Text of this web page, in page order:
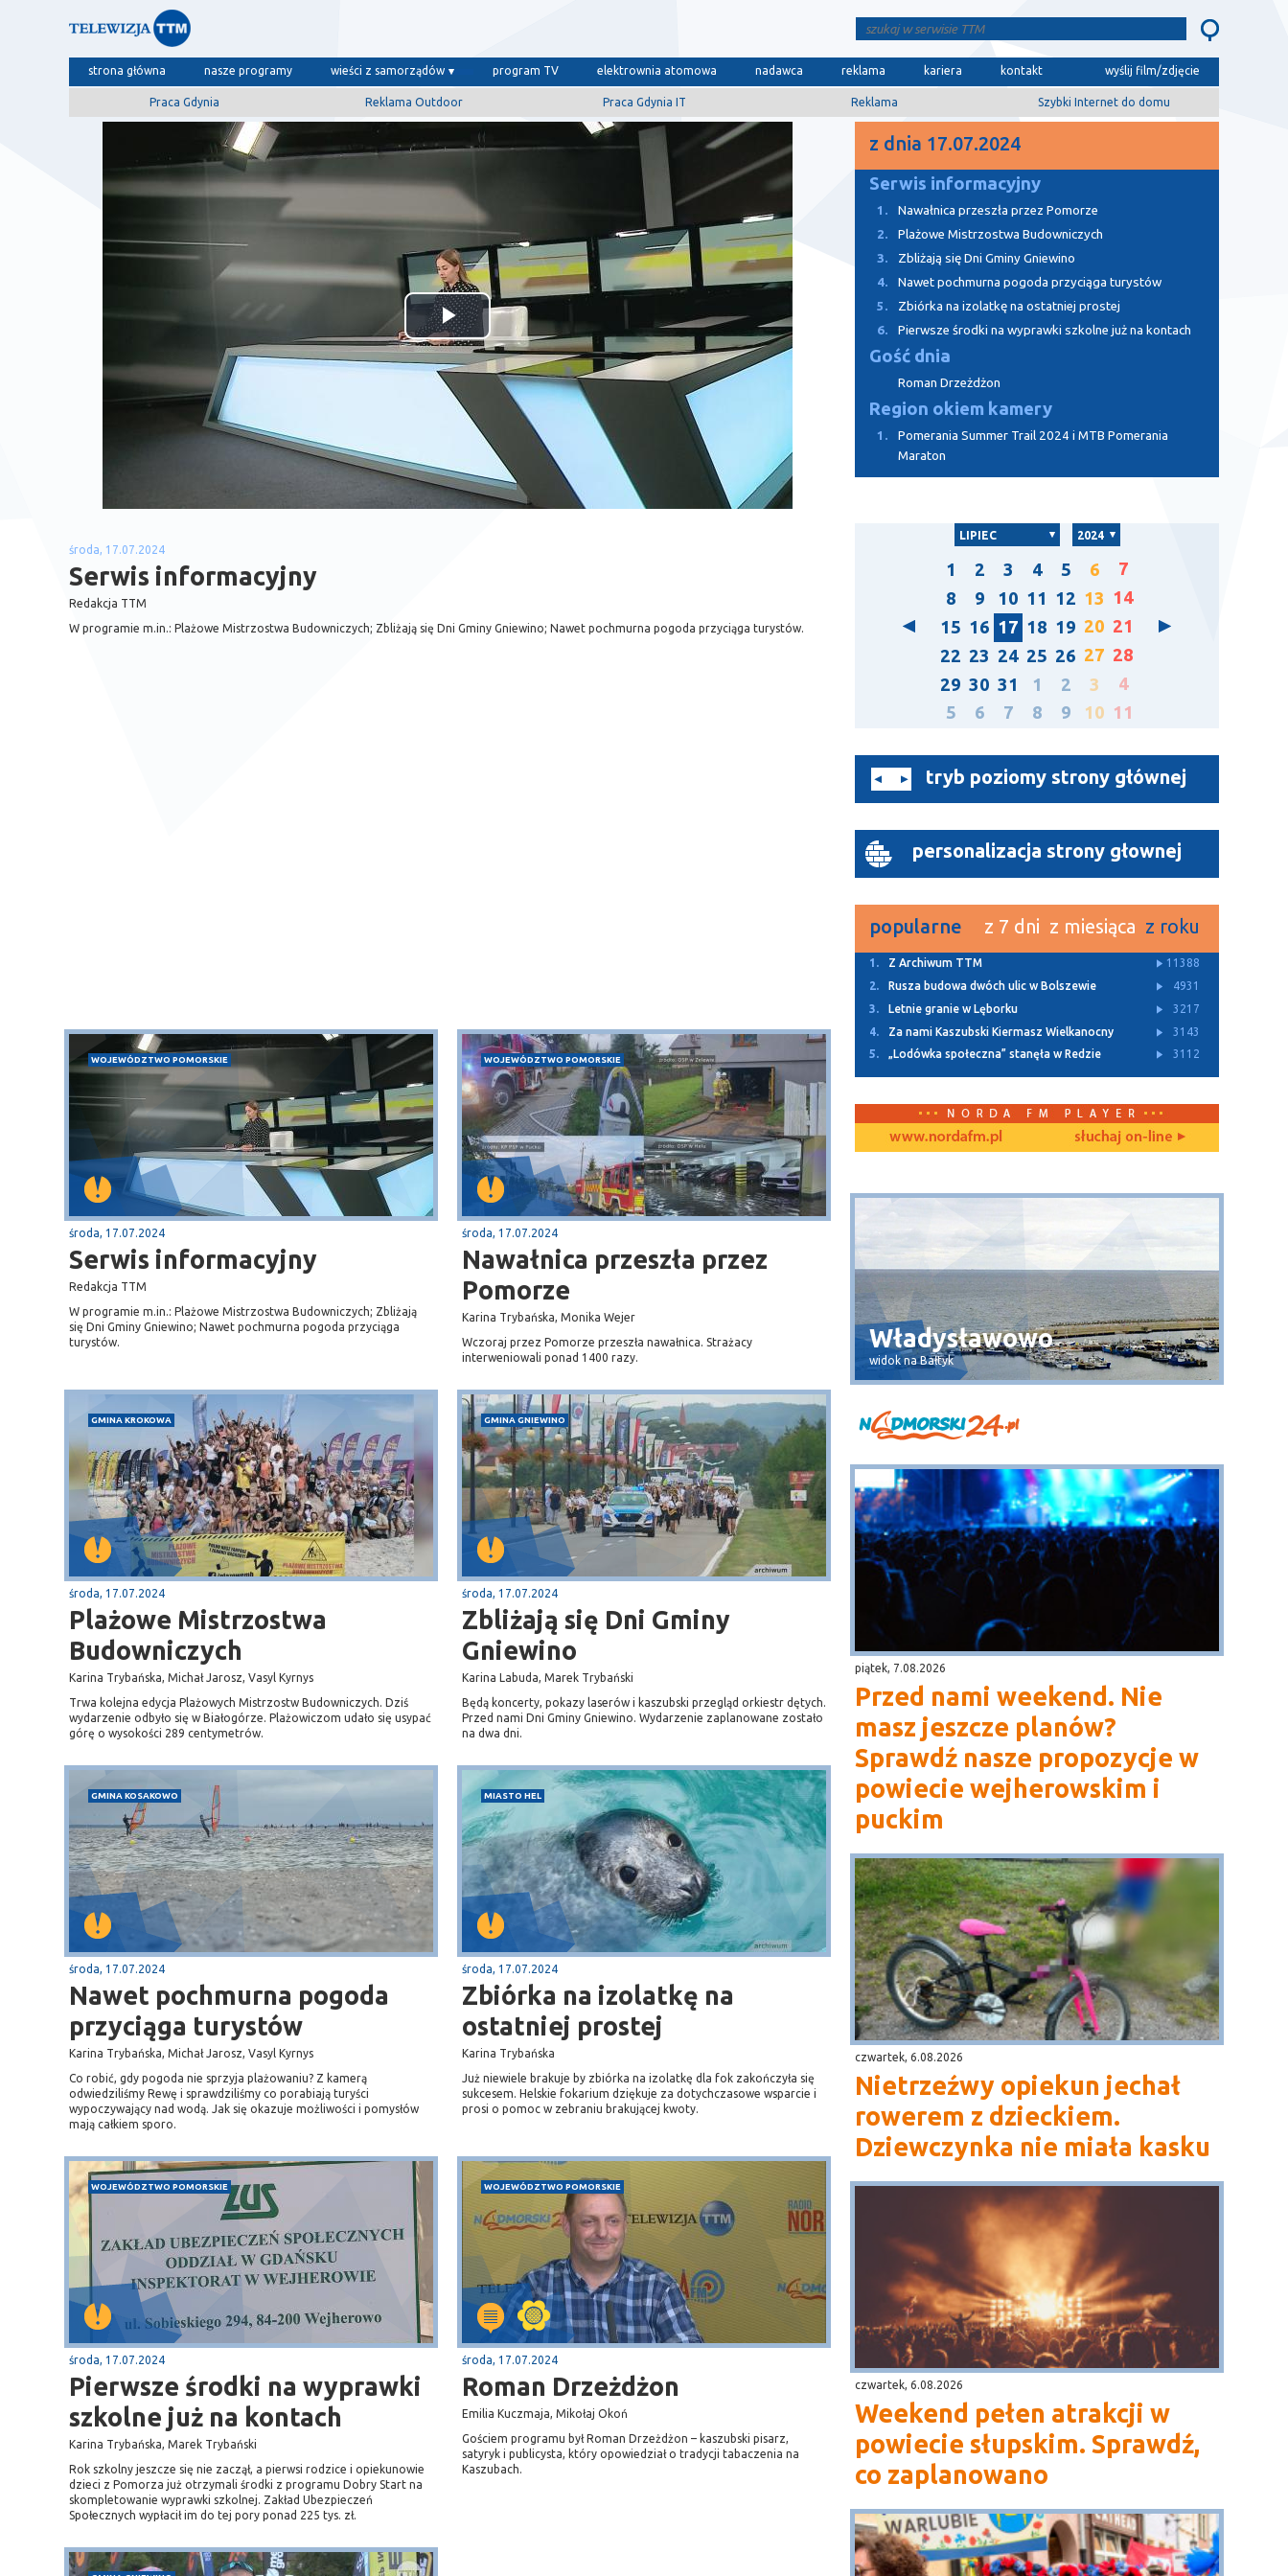
strona główna nasze programy wieści z samorządów program TV elektrownia atomowa nadawca reklama kariera kontakt wyślij film/zdjęcie
Praca Gdynia Reklama Outdoor Praca Gdynia IT Reklama Szybki Internet do domu
Odtwórz
wideo
środa, 17.07.2024
Serwis informacyjny
Redakcja TTM
W programie m.in.: Plażowe Mistrzostwa Budowniczych; Zbliżają się Dni Gminy Gniewino; Nawet pochmurna pogoda przyciąga turystów.
WOJEWÓDZTWO POMORSKIE
środa, 17.07.2024
Serwis informacyjny
Redakcja TTM
W programie m.in.: Plażowe Mistrzostwa Budowniczych; Zbliżają
się Dni Gminy Gniewino; Nawet pochmurna pogoda przyciąga
turystów.
WOJEWÓDZTWO POMORSKIE
środa, 17.07.2024
Nawałnica przeszła przez
Pomorze
Karina Trybańska, Monika Wejer
Wczoraj przez Pomorze przeszła nawałnica. Strażacy
interweniowali ponad 1400 razy.
GMINA KROKOWA
środa, 17.07.2024
Plażowe Mistrzostwa
Budowniczych
Karina Trybańska, Michał Jarosz, Vasyl Kyrnys
Trwa kolejna edycja Plażowych Mistrzostw Budowniczych. Dziś
wydarzenie odbyło się w Białogórze. Plażowiczom udało się usypać
górę o wysokości 289 centymetrów.
GMINA GNIEWINO
środa, 17.07.2024
Zbliżają się Dni Gminy
Gniewino
Karina Labuda, Marek Trybański
Będą koncerty, pokazy laserów i kaszubski przegląd orkiestr dętych.
Przed nami Dni Gminy Gniewino. Wydarzenie zaplanowane zostało
na dwa dni.
GMINA KOSAKOWO
środa, 17.07.2024
Nawet pochmurna pogoda
przyciąga turystów
Karina Trybańska, Michał Jarosz, Vasyl Kyrnys
Co robić, gdy pogoda nie sprzyja plażowaniu? Z kamerą
odwiedziliśmy Rewę i sprawdziliśmy co porabiają turyści
wypoczywający nad wodą. Jak się okazuje możliwości i pomysłów
mają całkiem sporo.
MIASTO HEL
środa, 17.07.2024
Zbiórka na izolatkę na
ostatniej prostej
Karina Trybańska
Już niewiele brakuje by zbiórka na izolatkę dla fok zakończyła się
sukcesem. Helskie fokarium dziękuje za dotychczasowe wsparcie i
prosi o pomoc w zebraniu brakującej kwoty.
WOJEWÓDZTWO POMORSKIE
środa, 17.07.2024
Pierwsze środki na wyprawki
szkolne już na kontach
Karina Trybańska, Marek Trybański
Rok szkolny jeszcze się nie zaczął, a pierwsi rodzice i opiekunowie
dzieci z Pomorza już otrzymali środki z programu Dobry Start na
skompletowanie wyprawki szkolnej. Zakład Ubezpieczeń
Społecznych wypłacił im do tej pory ponad 225 tys. zł.
WOJEWÓDZTWO POMORSKIE
środa, 17.07.2024
Roman Drzeżdżon
Emilia Kuczmaja, Mikołaj Okoń
Gościem programu był Roman Drzeżdżon – kaszubski pisarz,
satyryk i publicysta, który opowiedział o tradycji tabaczenia na
Kaszubach.
z dnia 17.07.2024
Serwis informacyjny
1.
Nawałnica przeszła przez Pomorze
2.
Plażowe Mistrzostwa Budowniczych
3.
Zbliżają się Dni Gminy Gniewino
4.
Nawet pochmurna pogoda przyciąga turystów
5.
Zbiórka na izolatkę na ostatniej prostej
6.
Pierwsze środki na wyprawki szkolne już na kontach
Gość dnia
Roman Drzeżdżon
Region okiem kamery
1.
Pomerania Summer Trail 2024 i MTB Pomerania
Maraton
LIPIEC 2024
1 2 3 4 5 6
7
8
9 10 11 12 13 14
15 16 17 18 19 20 21
22 23 24 25 26 27 28
29 30 31 1 2 3
4
5
6 7 8 9 10 11
tryb poziomy strony głównej
personalizacja strony głownej
popularne z 7 dni z miesiąca z roku
1. Z Archiwum TTM
11388
2.
Rusza budowa dwóch ulic w Bolszewie
4931
3.
Letnie granie w Lęborku
3217
4.
Za nami Kaszubski Kiermasz Wielkanocny
3143
5.
„Lodówka społeczna” stanęła w Redzie 3112
Puck Dębki
plaża
Władysławowo
widok na Bałtyk
piątek, 7.08.2026
Przed nami weekend. Nie
masz jeszcze planów?
Sprawdź nasze propozycje w
powiecie wejherowskim i
puckim
czwartek, 6.08.2026
Nietrzeźwy opiekun jechał
rowerem z dzieckiem.
Dziewczynka nie miała kasku
czwartek, 6.08.2026
Weekend pełen atrakcji w
powiecie słupskim. Sprawdź,
co zaplanowano